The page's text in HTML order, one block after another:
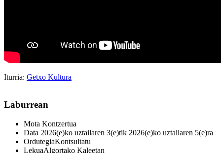
Iturria: Getxo Kultura
Laburrean
Mota Kontzertua
Data 2026(e)ko uztailaren 3(e)tik 2026(e)ko uztailaren 5(e)ra
OrdutegiaKontsultatu
LekuaAlgortako Kaleetan